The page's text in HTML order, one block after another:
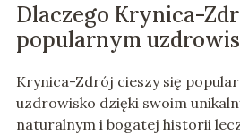
Dlaczego Krynica-
popularnym
Krynica-Zdrój cieszy się
uzdrowisko dzięki swoim
naturalnym i bogatej historii